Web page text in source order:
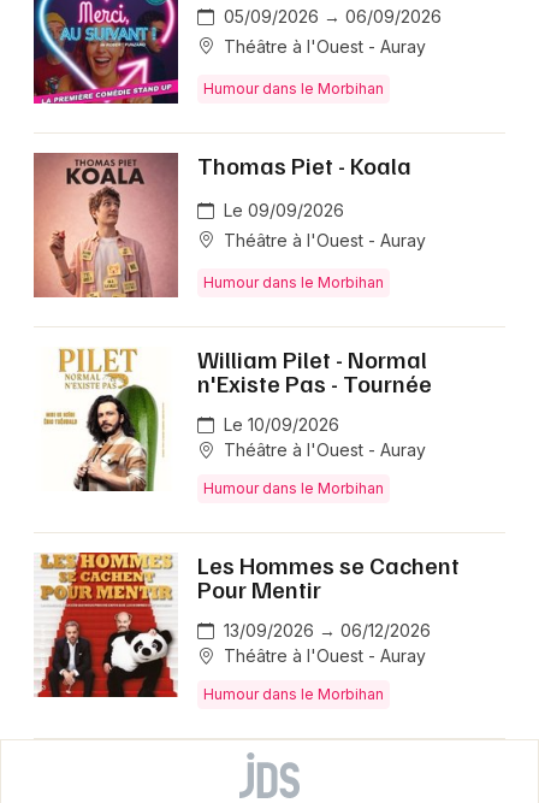
05/09/2026 → 06/09/2026
Théâtre à l'Ouest - Auray
Humour dans le Morbihan
Thomas Piet - Koala
Le 09/09/2026
Théâtre à l'Ouest - Auray
Humour dans le Morbihan
William Pilet - Normal
n'Existe Pas - Tournée
Le 10/09/2026
Théâtre à l'Ouest - Auray
Humour dans le Morbihan
Les Hommes se Cachent
Pour Mentir
13/09/2026 → 06/12/2026
Théâtre à l'Ouest - Auray
Humour dans le Morbihan